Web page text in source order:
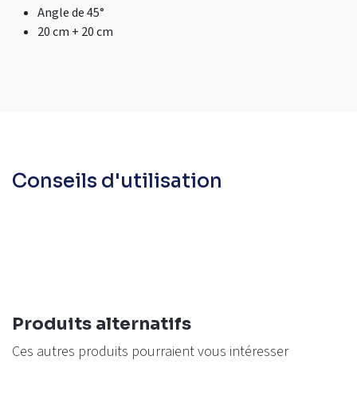
Angle de 45°
20 cm + 20 cm
Conseils d'utilisation
Produits alternatifs
Ces autres produits pourraient vous intéresser